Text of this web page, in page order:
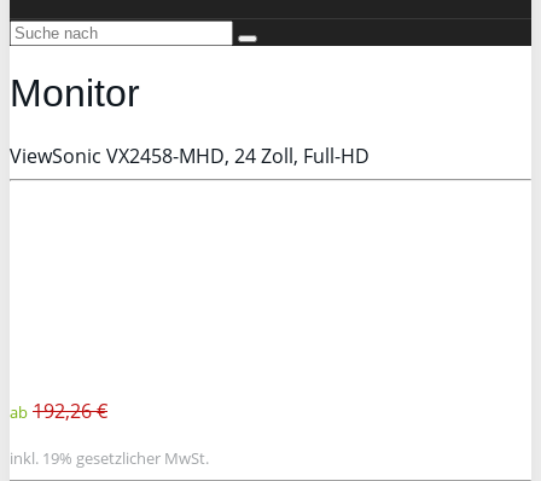
Monitor
ViewSonic VX2458-MHD, 24 Zoll, Full-HD
ab 192,26 €
inkl. 19% gesetzlicher MwSt.